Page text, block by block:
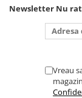
puternica si de
tine destul de
bagi la priza nu
toata ziua ,ce...
Newsletter Nu
Vreau